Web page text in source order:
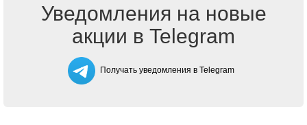
Уведомления на новые
акции в Telegram
Получать уведомления в Telegram